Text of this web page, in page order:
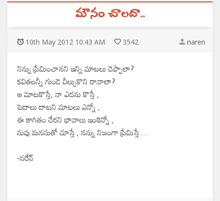
మౌనం చాలదా..
10th May 2012 10:43 AM 3542 naren
నిన్ను ప్రేమించానని ఇన్ని మాటలు చెప్పాలా?
కవితలన్నీ గుండె చీల్చుకొని రావాలా?
ఆ మాటకొస్తే, నా ఎదను కొస్తే ,
పెదాలు దాటని మాటలు ఎన్నో ,
ఈ కాగితం చేరని భావాలు ఇంకెన్నో ,
నువు మనసుతో చూస్తే , నన్ను నిజంగా ప్రేమిస్తే ...
-నరేన్